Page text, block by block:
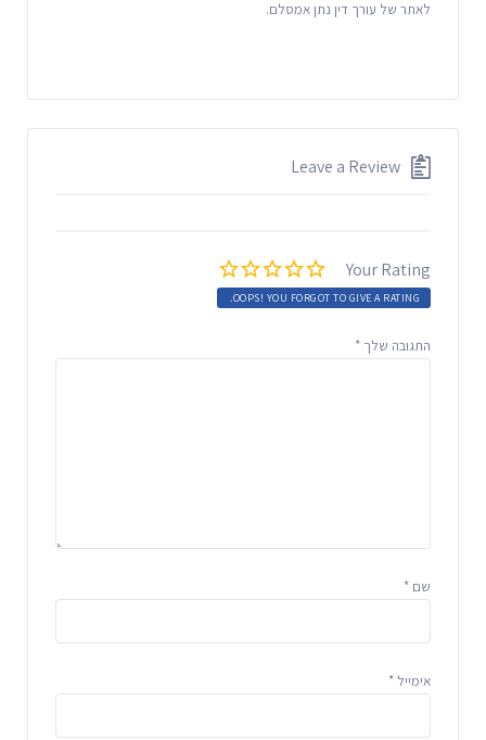
לאתר של עורך דין נתן אמסלם.
Leave a Review
Your Rating
OOPS! YOU FORGOT TO GIVE A RATING.
התגובה שלך *
שם *
אימייל *